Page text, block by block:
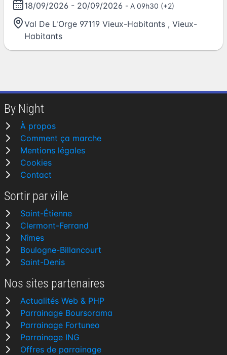
18/09/2026 - 20/09/2026 - A 09h30 (+2)
Val De L'Orge 97119 Vieux-Habitants , Vieux-
Habitants
By Night
À propos
Comment ça marche
Mentions légales
Cookies
Contact
Sortir par ville
Saint-Étienne
Clermont-Ferrand
Nîmes
Boulogne-Billancourt
Saint-Denis
Nos sites partenaires
Actualités Web & PHP
Parrainage Boursorama
Parrainage Fortuneo
Parrainage ING
Offres de parrainage